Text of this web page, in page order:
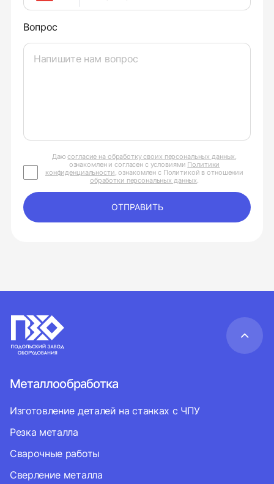
Вопрос
Даюсогласие на обработку своих персональных данных,
ознакомлен и согласен с условиями Политики
конфиденциальности, ознакомлен с Политикой в отношении
обработки персональных данных.
ОТПРАВИТЬ
Металлообработка
Изготовление деталей на станках с ЧПУ
Резка металла
Сварочные работы
Сверление металла